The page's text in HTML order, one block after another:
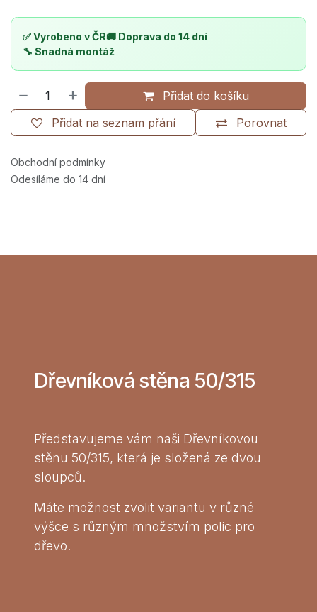
✅ Vyrobeno v ČR🚚 Doprava do 14 dní
🔧 Snadná montáž
Přidat do košíku
Porovnat
Přidat na seznam přání
Obchodní podmínky
Odesíláme do 14 dní
Dřevníková stěna 50/315
Představujeme vám naši Dřevníkovou
stěnu 50/315, která je složená ze dvou
sloupců.
Máte možnost zvolit variantu v různé
výšce s různým množstvím polic pro
dřevo.